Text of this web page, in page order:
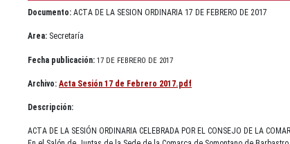
Documento: ACTA DE LA SESION ORDINARIA 17 DE FEBRERO DE 2017
Area: Secretaría
Fecha publicación: 17 DE FEBRERO DE 2017
Archivo: Acta Sesión 17 de Febrero 2017.pdf
Descripción:
ACTA DE LA SESIÓN ORDINARIA CELEBRADA POR EL CONSEJO DE LA